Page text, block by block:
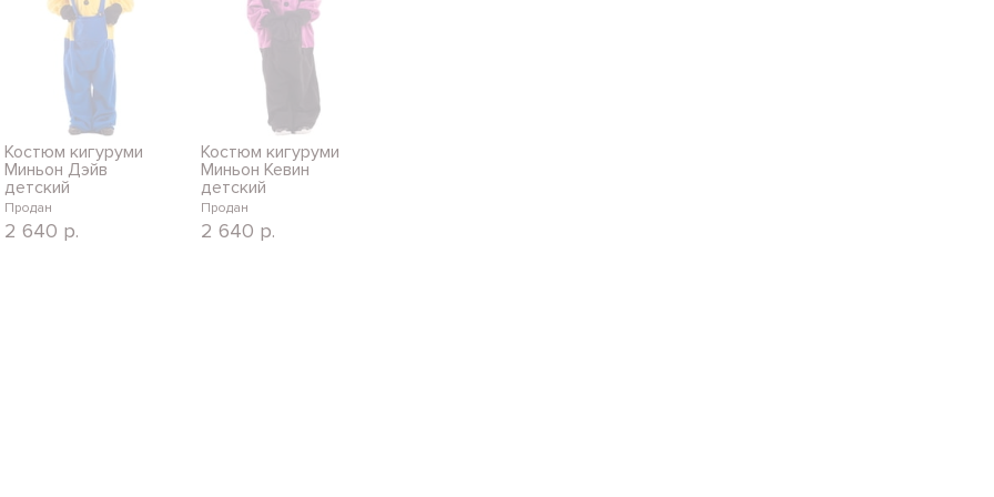
Костюм кигуруми
Миньон Дэйв
детский
Продан
2 640 р.
Костюм кигуруми
Миньон Кевин
детский
Продан
2 640 р.